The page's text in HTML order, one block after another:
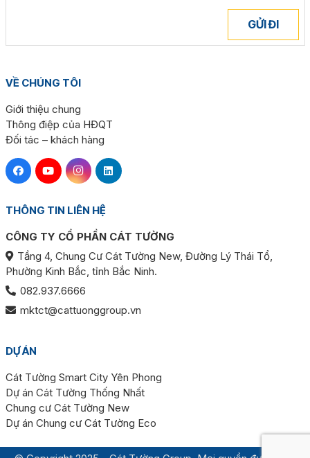
GỬI ĐI
VỀ CHÚNG TÔI
Giới thiệu chung
Thông điệp của HĐQT
Đối tác – khách hàng
THÔNG TIN LIÊN HỆ
CÔNG TY CỔ PHẦN CÁT TƯỜNG
Tầng 4, Chung Cư Cát Tường New, Đường Lý Thái Tổ,
Phường Kinh Bắc, tỉnh Bắc Ninh.
082.937.6666
mktct@cattuonggroup.vn
DỰ ÁN
Cát Tường Smart City Yên Phong
Dự án Cát Tường Thống Nhất
Chung cư Cát Tường New
Dự án Chung cư Cát Tường Eco